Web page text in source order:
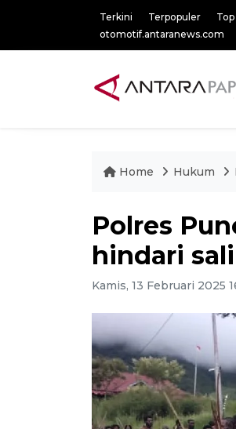
Terkini Terpopuler
otomotif.antaranews.com
Home Hukum
Polres
hindari
Kamis, 13 Februari 2025